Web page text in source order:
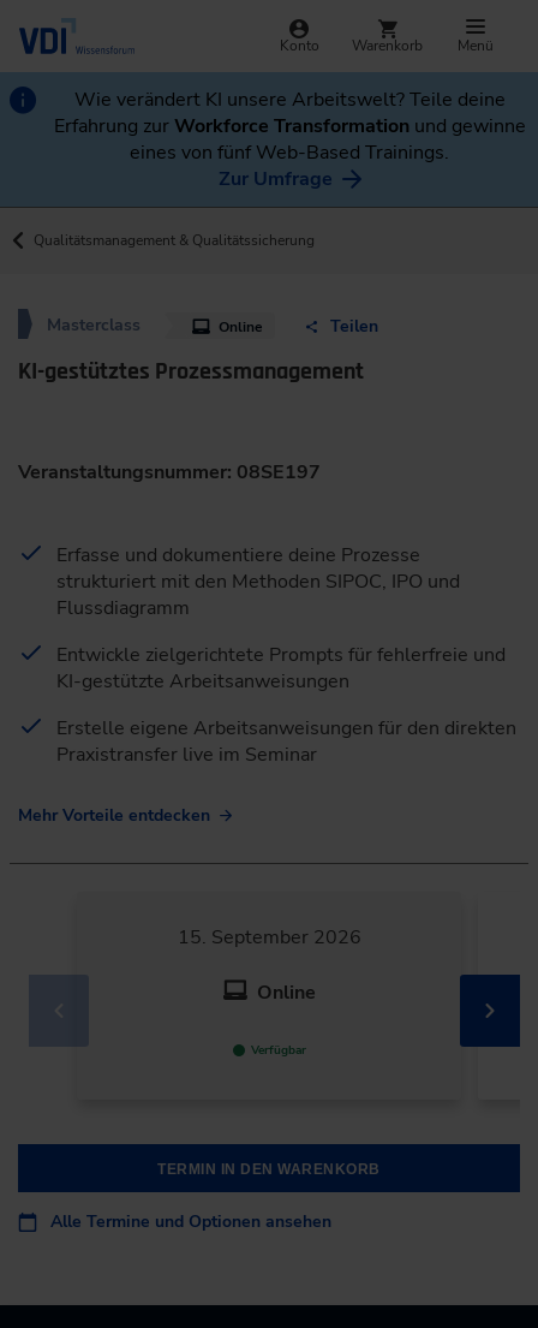
Konto Warenkorb Menü
Wie verändert KI unsere Arbeitswelt? Teile deine
Erfahrung zurWorkforce Transformation und gewinne
eines von fünf Web-Based Trainings.
Zur Umfrage
Qualitätsmanagement & Qualitätssicherung
Masterclass Online Teilen
KI-gestütztes Prozessmanagement
Veranstaltungsnummer: 08SE197
Erfasse und dokumentiere deine Prozesse
strukturiert mit den Methoden SIPOC, IPO und
Flussdiagramm
Entwickle zielgerichtete Prompts für fehlerfreie und
KI-gestützte Arbeitsanweisungen
Erstelle eigene Arbeitsanweisungen für den direkten
Praxistransfer live im Seminar
Mehr Vorteile entdecken
15. September 2026
Online
Verfügbar
TERMIN IN DEN WARENKORB
Alle Termine und Optionen ansehen